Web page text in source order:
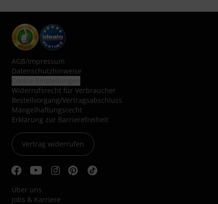
AGB/Impressum
Datenschutzhinweise
Widerrufsrecht für Verbraucher
Bestellvorgang/Vertragsabschluss
Mängelhaftungsrecht
Erklärung zur Barrierefreiheit
Vertrag widerrufen
Über uns
Jobs & Karriere